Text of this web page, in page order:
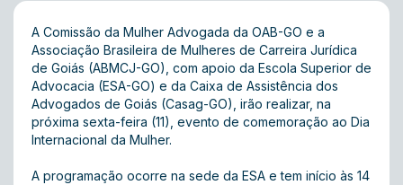
A Comissão da Mulher Advogada da OAB-GO e a
Associação Brasileira de Mulheres de Carreira Jurídica
de Goiás (ABMCJ-GO), com apoio da Escola Superior de
Advocacia (ESA-GO) e da Caixa de Assistência dos
Advogados de Goiás (Casag-GO), irão realizar, na
próxima sexta-feira (11), evento de comemoração ao Dia
Internacional da Mulher.
A programação ocorre na sede da ESA e tem início às 14